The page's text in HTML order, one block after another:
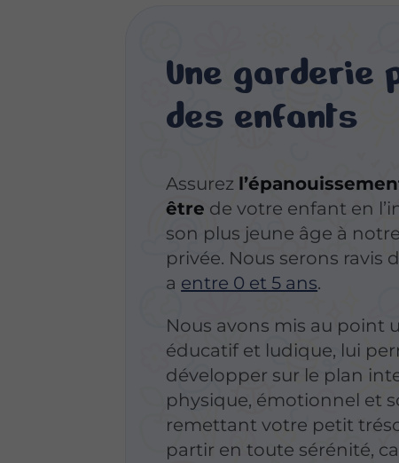
Une garderie
des enfants
Assurez
être de votre enfant en
son plus jeune âge à
privée. Nous serons ravis
a entre 0 et 5 ans.
Nous avons mis au point
éducatif et ludique, lui
développer sur le plan
physique, émotionnel et
remettant votre petit
partir en toute sérénité,